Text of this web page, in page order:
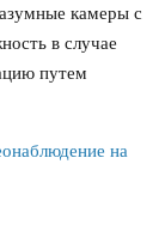
камеры с
в случае
путем
на